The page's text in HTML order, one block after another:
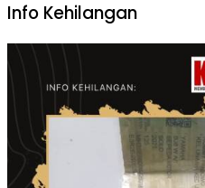
Info Kehilangan